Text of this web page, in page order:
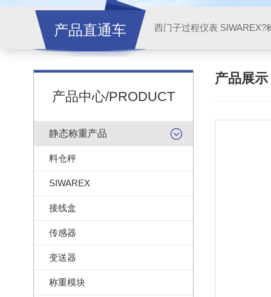
产品直通车 西门子过程仪表 SIWAREX?
产品中心/PRODUCT
静态称重产品
料仓秤
SIWAREX
接线盒
传感器
变送器
称重模块
产品展示